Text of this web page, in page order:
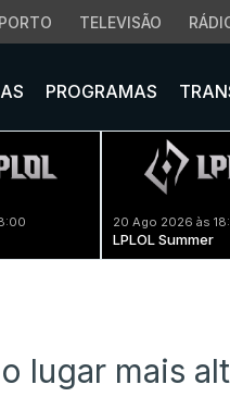
TELEVISÃO
PROGRAMAS
20 Ago 2026 às
LPLOL Summer
lugar mais